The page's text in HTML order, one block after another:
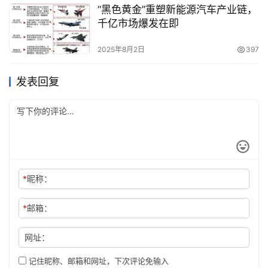
“黑色黄金”重塑新能源汽车产业链，
千亿市场爆发在即
2025年8月2日 397
发表回复
*昵称：
*邮箱：
网址：
记住昵称、邮箱和网址，下次评论免输入